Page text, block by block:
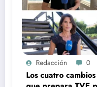
Redacción 0
Los cuatro